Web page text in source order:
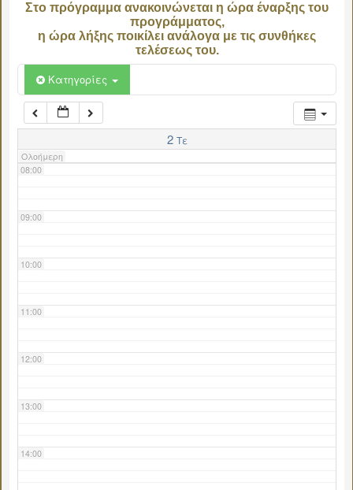
Στο πρόγραμμα ανακοινώνεται η ώρα έναρξης του
προγράμματος,
η ώρα λήξης ποικίλει ανάλογα με τις συνθήκες
τελέσεως του.
Κατηγορίες
2 Τε
Ολοήμερη
06:00
07:00
08:00
09:00
10:00
11:00
12:00
13:00
14:00